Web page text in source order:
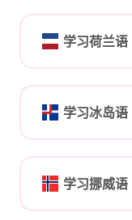
学习荷兰语
学习冰岛语
学习挪威语